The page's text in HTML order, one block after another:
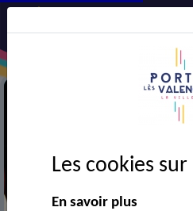
Les cookies
En savoir plus